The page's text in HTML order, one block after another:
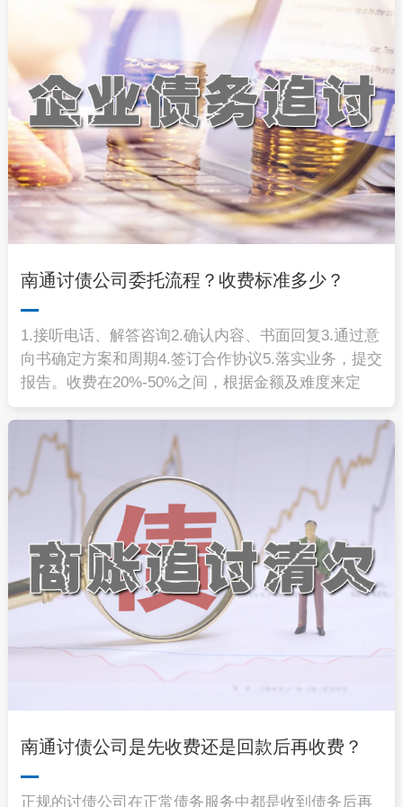
南通讨债公司委托流程？收费标准多少？
1.接听电话、解答咨询2.确认内容、书面回复3.通过意
向书确定方案和周期4.签订合作协议5.落实业务，提交
报告。收费在20%-50%之间，根据金额及难度来定
南通讨债公司是先收费还是回款后再收费？
正规的讨债公司在正常债务服务中都是收到债务后再